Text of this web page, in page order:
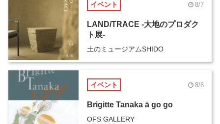
イベント 8/7
LAND/TRACE -大地のプロダク
ト展-
土のミュージアムSHIDO
イベント 8/6
Brigitte Tanaka ā go go
OFS GALLERY